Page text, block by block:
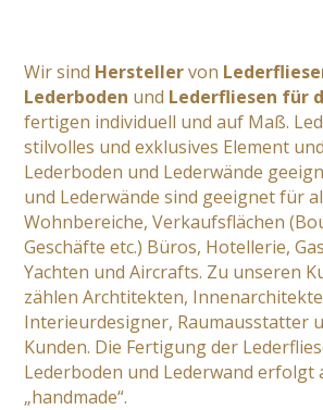
Wir sind Herstellervon
Lederboden und Lederfliesen für
fertigen individuell und auf Maß.
stilvolles und exklusives Element
Lederboden und Lederwände
und Lederwände sind geeignet für
Wohnbereiche, Verkaufsflächen
Geschäfte etc.) Büros, Hotellerie,
Yachten und Aircrafts. Zu unseren
zählen Archtitekten,
Interieurdesigner, Raumausstatter
Kunden. Die Fertigung der
Lederboden und Lederwand erfolgt
„handmade“.